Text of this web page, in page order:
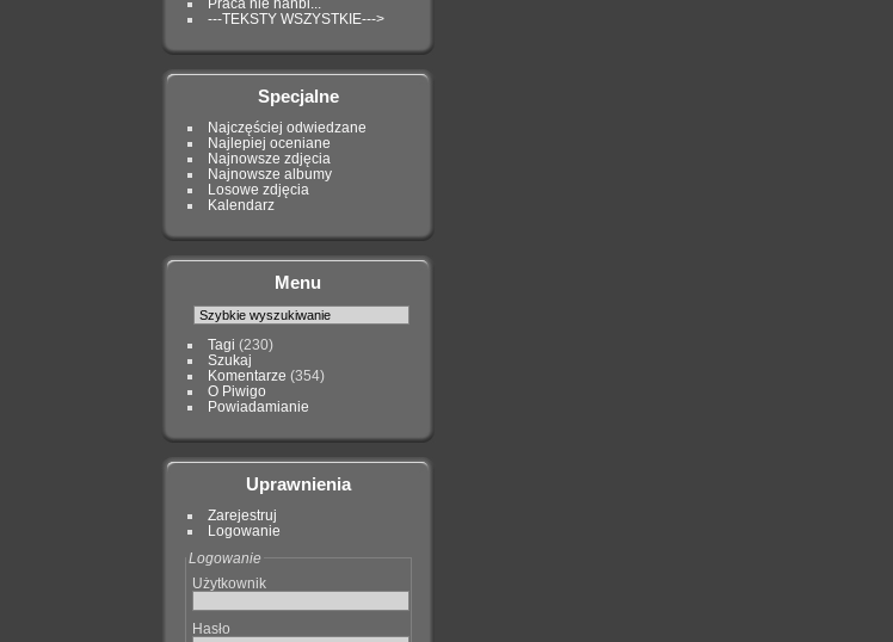
---TEKSTY WSZYSTKIE--->
Specjalne
Najczęściej odwiedzane
Najlepiej oceniane
Najnowsze zdjęcia
Najnowsze albumy
Losowe zdjęcia
Kalendarz
Menu
Tagi (230)
Szukaj
Komentarze (354)
O Piwigo
Powiadamianie
Uprawnienia
Zarejestruj
Logowanie
Logowanie
Użytkownik
Hasło